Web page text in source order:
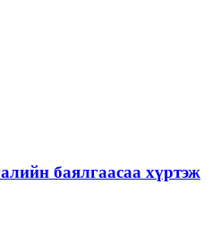
баялгаасаа хүртэж